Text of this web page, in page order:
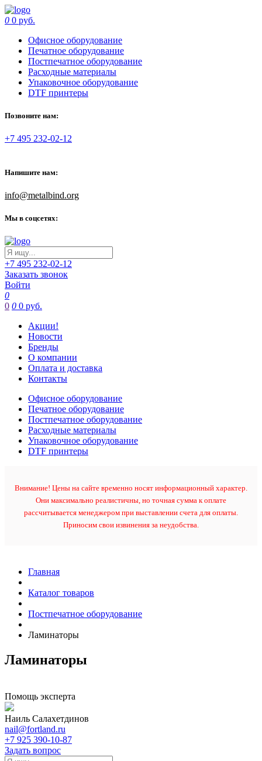
0 0 руб.
Офисное оборудование
Печатное оборудование
Постпечатное оборудование
Расходные материалы
Упаковочное оборудование
DTF принтеры
Позвоните нам:
+7 495 232-02-12
Напишите нам:
info@metalbind.org
Мы в соцсетях:
+7 495 232-02-12
Заказать звонок
Войти
0
0 0 0 руб.
Акции!
Новости
Бренды
О компании
Оплата и доставка
Контакты
Офисное оборудование
Печатное оборудование
Постпечатное оборудование
Расходные материалы
Упаковочное оборудование
DTF принтеры
Внимание! Цены на сайте временно носят информационный характер.
Они максимально реалистичны, но точная сумма к оплате
рассчитывается менеджером при выставлении счета для оплаты.
Приносим свои извинения за неудобства.
Главная
Каталог товаров
Постпечатное оборудование
Ламинаторы
Ламинаторы
Помощь эксперта
Наиль Салахетдинов
nail@fortland.ru
+7 925 390-10-87
Задать вопрос